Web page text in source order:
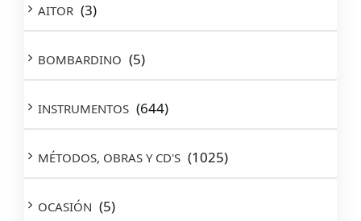
AITOR (3)
BOMBARDINO (5)
INSTRUMENTOS (644)
MÉTODOS, OBRAS Y CD'S (1025)
OCASIÓN (5)